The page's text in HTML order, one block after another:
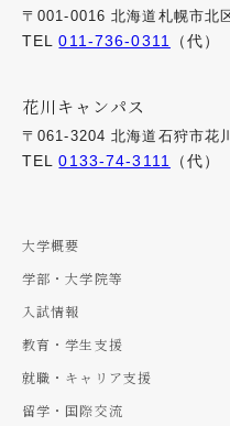
〒001-0016 北海道札幌市北
TEL011-736-0311 （代）
花川キャンパス
〒061-3204 北海道石狩市花
TEL0133-74-3111 （代）
大学概要
学部・大学院等
入試情報
教育・学生支援
就職・キャリア支援
留学・国際交流